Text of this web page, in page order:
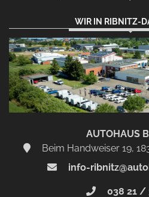
WIR IN RIBNITZ-
AUTOHAUS
Beim Handweiser 19,
info-
038 21 /